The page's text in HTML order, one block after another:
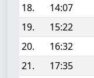
18.
14:07
19.
15:22
20.
16:32
21.
17:35